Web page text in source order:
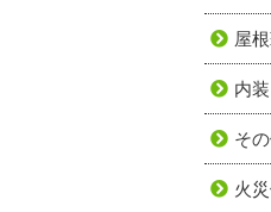
屋
内
そ
火